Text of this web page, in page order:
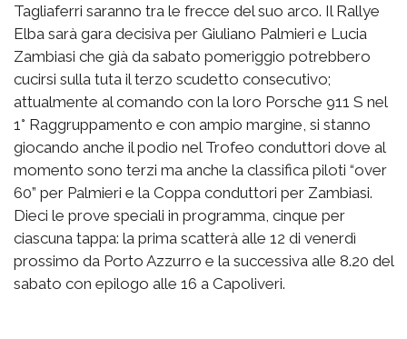
Tagliaferri saranno tra le frecce del suo arco. Il Rallye
Elba sarà gara decisiva per Giuliano Palmieri e Lucia
Zambiasi che già da sabato pomeriggio potrebbero
cucirsi sulla tuta il terzo scudetto consecutivo;
attualmente al comando con la loro Porsche 911 S nel
1° Raggruppamento e con ampio margine, si stanno
giocando anche il podio nel Trofeo conduttori dove al
momento sono terzi ma anche la classifica piloti “over
60” per Palmieri e la Coppa conduttori per Zambiasi.
Dieci le prove speciali in programma, cinque per
ciascuna tappa: la prima scatterà alle 12 di venerdì
prossimo da Porto Azzurro e la successiva alle 8.20 del
sabato con epilogo alle 16 a Capoliveri.